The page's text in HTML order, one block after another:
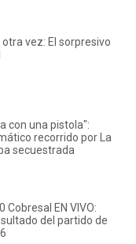
otra vez: El sorpresivo
con una pistola":
recorrido por La
secuestrada
Cobresal EN VIVO:
del partido de